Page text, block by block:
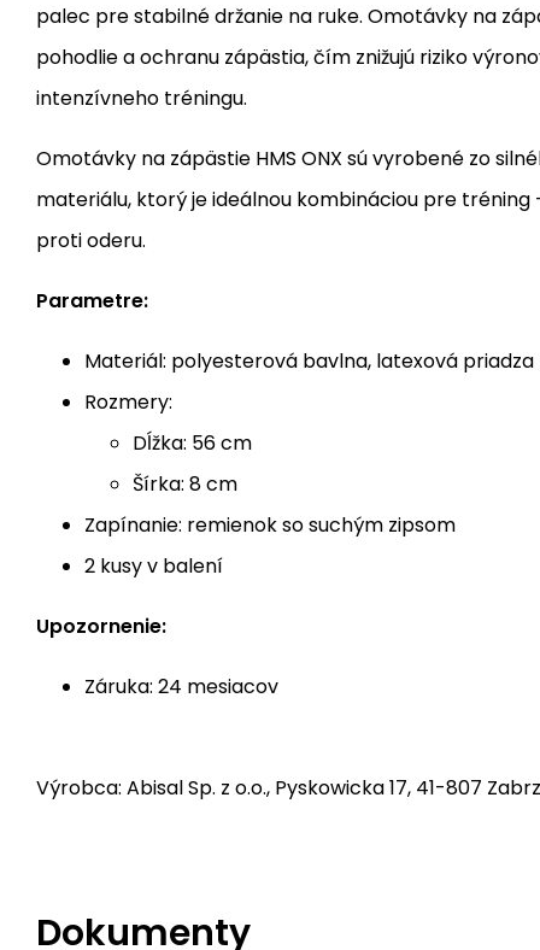
palec pre stabilné držanie na ruke. Omotávky na
pohodlie a ochranu zápästia, čím znižujú riziko
intenzívneho tréningu.
Omotávky na zápästie HMS ONX sú vyrobené zo
materiálu, ktorý je ideálnou kombináciou pre tréning
proti oderu.
Parametre:
Materiál: polyesterová bavlna, latexová priadza
Rozmery:
Dĺžka: 56 cm
Šírka: 8 cm
Zapínanie: remienok so suchým zipsom
2 kusy v balení
Upozornenie:
Záruka: 24 mesiacov
Výrobca: Abisal Sp. z o.o., Pyskowicka 17, 41-807
Dokumenty